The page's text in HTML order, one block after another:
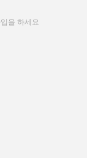
을 하세요